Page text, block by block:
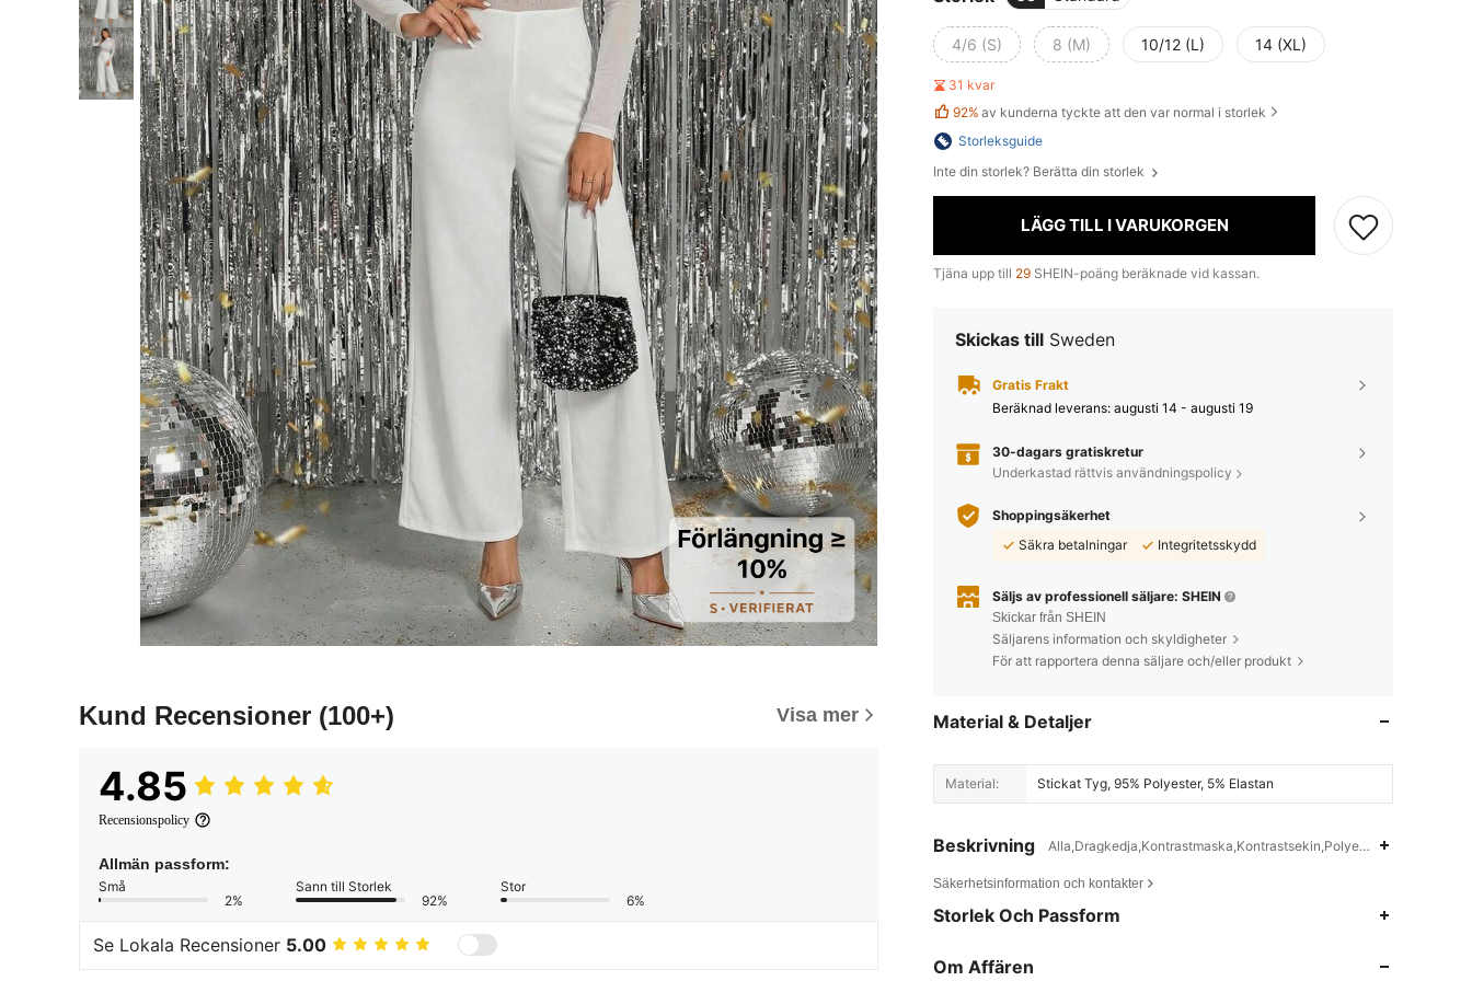
Kund Recensioner (100+) Visa mer
4.85
Recensionspolicy
Allmän passform:
Små
2%
Sann till Storlek
92%
Stor
6%
Se Lokala Recensioner 5.00
4/6 (S) 8 (M) 10/12 (L) 14 (XL)
31 kvar
92% av kunderna tyckte att den var normal i storlek
Storleksguide
Inte din storlek? Berätta din storlek
LÄGG TILL I VARUKORGEN
Tjäna upp till 29 SHEIN-poäng beräknade vid kassan.
Skickas till Sweden
Gratis Frakt
Beräknad leverans: augusti 14 - augusti 19
30-dagars gratiskretur
Underkastad rättvis användningspolicy
Shoppingsäkerhet
Säkra betalningar
Integritetsskydd
Säljs av professionell säljare: SHEIN
Skickar från SHEIN
Säljarens information och skyldigheter
För att rapportera denna säljare och/eller produkt
Material & Detaljer
Material: Stickat Tyg, 95% Polyester, 5% Elastan
Beskrivning Alla,Dragkedja,Kontrastmaska,Kontrastsekin,Polyester,Elastan
Säkerhetsinformation och kontakter
Storlek Och Passform
Om Affären
4.84